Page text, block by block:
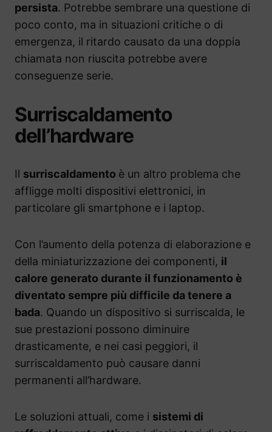
persista. Potrebbe sembrare una questione di
poco conto, ma in situazioni critiche o di
emergenza, il ritardo causato da una doppia
chiamata non riuscita potrebbe avere
conseguenze serie.
Surriscaldamento
dell’hardware
Il surriscaldamento è un altro problema che
affligge molti dispositivi elettronici, in
particolare gli smartphone e i laptop.
Con l’aumento della potenza di elaborazione e
della miniaturizzazione dei componenti, il
calore generato durante il funzionamento è
diventato sempre più difficile da tenere a
bada. Quando un dispositivo si surriscalda, le
sue prestazioni possono diminuire
drasticamente, e nei casi peggiori, il
surriscaldamento può causare danni
permanenti all’hardware.
Le soluzioni attuali, come i sistemi di